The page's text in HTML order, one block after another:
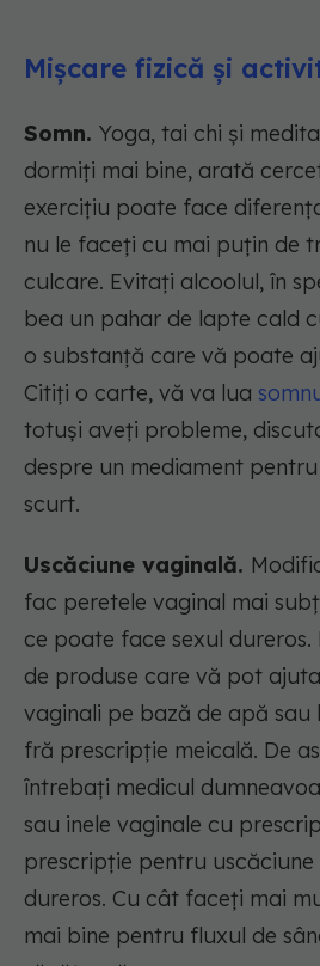
Mișcare fizică și
Somn. Yoga, tai chi și
dormiți mai bine, arată
exercițiu poate face
nu le faceți cu mai puțin de
culcare. Evitați alcoolul, în
bea un pahar de lapte cald
o substanță care vă poate
Citiți o carte, vă va lua
totuși aveți probleme,
despre un mediament
scurt.
Uscăciune vaginală.
fac peretele vaginal mai
ce poate face sexul dureros.
de produse care vă pot
vaginali pe bază de apă sau
fră prescripție meicală. De
întrebați medicul
sau inele vaginale cu
prescripție pentru uscăciune
dureros. Cu cât faceți mai
mai bine pentru fluxul de